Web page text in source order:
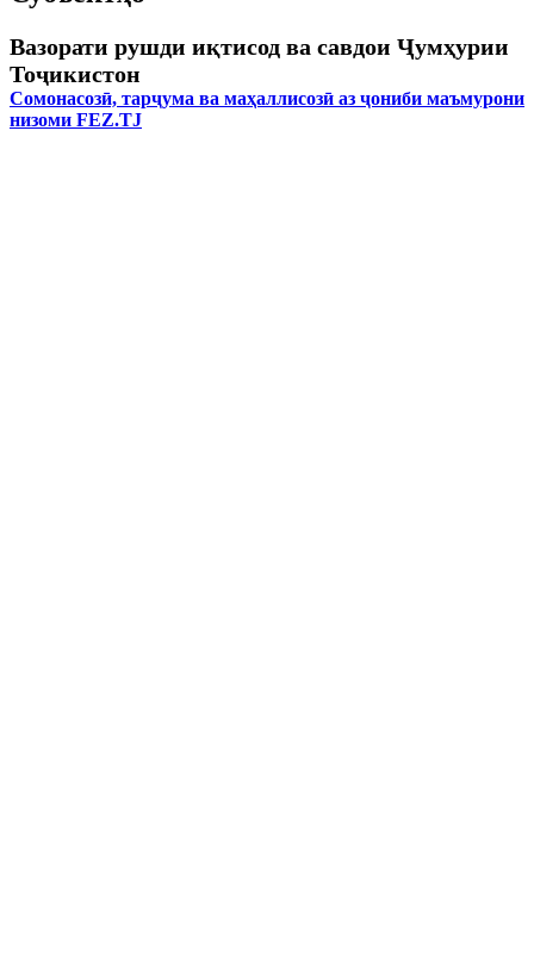
Вазорати рушди иқтисод ва савдои Ҷумҳурии
Тоҷикистон
Сомонасозӣ, тарҷума ва маҳаллисозӣ аз ҷониби маъмурони
низоми FEZ.TJ